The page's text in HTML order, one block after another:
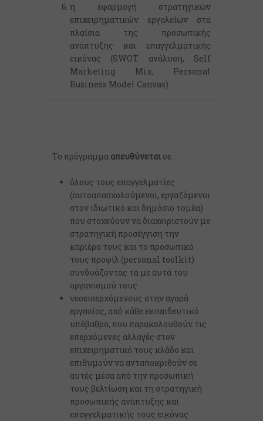
η εφαρμογή στρατηγικών
επιχειρηματικών εργαλείων στα
πλαίσια της προσωπικής
ανάπτυξης και επαγγελματικής
εικόνας (SWOT ανάλυση, Self
Marketing Mix, Personal
Business Model Canvas)
Το πρόγραμμα απευθύνεται σε :
όλους τους επαγγελματίες
(αυτοαπασχολούμενοι, εργαζόμενοι
στον ιδιωτικό και δημόσιο τομέα)
που στοχεύουν να διαχειριστούν με
στρατηγική προσέγγιση την
καριέρα τους και το προσωπικό
τους προφίλ (personal toolkit)
συνδυάζοντας τα με αυτά του
οργανισμού τους.
νεοεισερχόμενους στην αγορά
εργασίας, από κάθε εκπαιδευτικό
υπόβαθρο, που παρακολουθούν τις
επερχόμενες αλλαγές στον
επιχειρηματικό τους κλάδο και
επιθυμούν να ανταποκριθούν σε
αυτές μέσα από την προσωπική
τους βελτίωση και τη στρατηγική
προσωπικής ανάπτυξης και
επαγγελματικής τους εικόνας